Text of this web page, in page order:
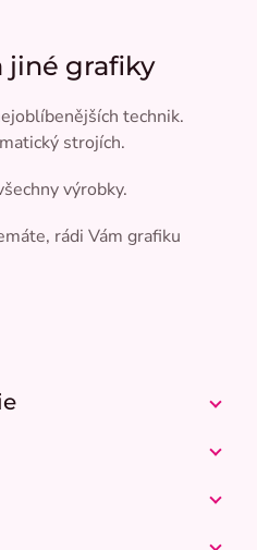
jiné grafiky
technik.
strojích.
výrobky.
rádi Vám grafiku